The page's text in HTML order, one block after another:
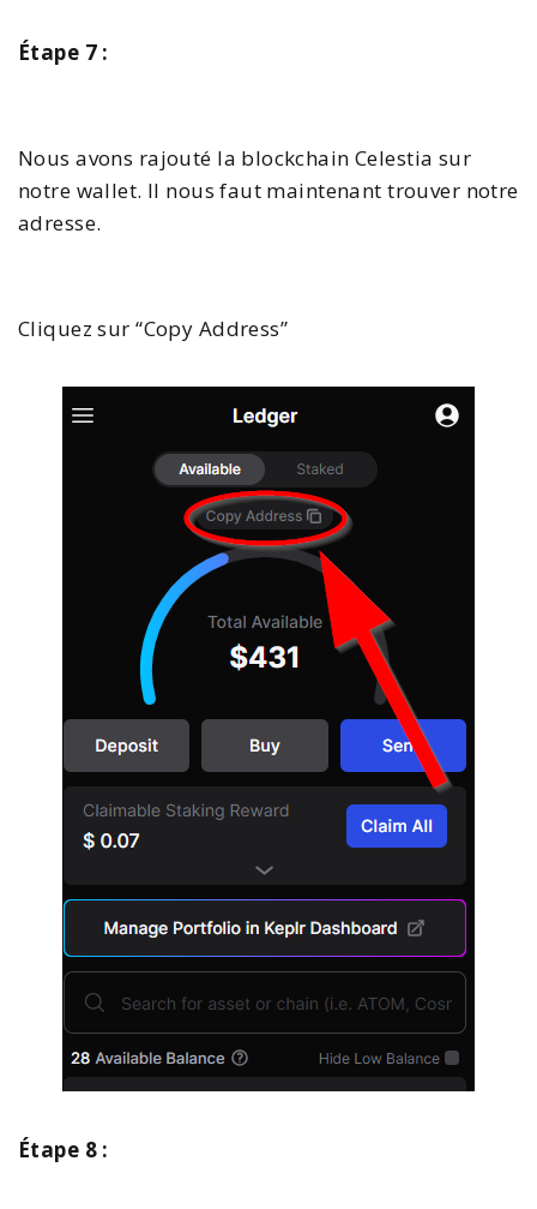
Étape 7 :
Nous avons rajouté la blockchain Celestia sur
notre wallet. Il nous faut maintenant trouver notre
adresse.
Cliquez sur “Copy Address”
Étape 8 :